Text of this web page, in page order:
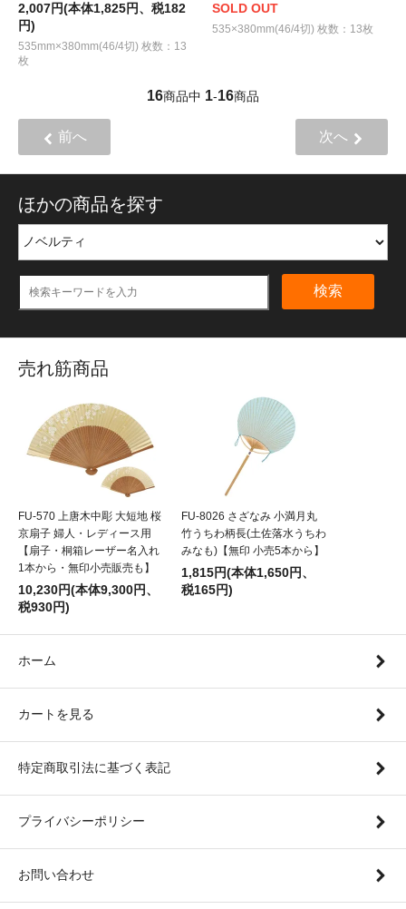
2,007円(本体1,825円、税182
円)
535mm×380mm(46/4切) 枚数：13
枚
SOLD OUT
535×380mm(46/4切) 枚数：13枚
16商品中 1-16商品
前へ 次へ
ほかの商品を探す
検索
売れ筋商品
FU-570 上唐木中彫 大短地 桜
京扇子 婦人・レディース用
【扇子・桐箱レーザー名入れ
1本から・無印小売販売も】
10,230円(本体9,300円、
税930円)
FU-8026 さざなみ 小満月丸
竹うちわ柄長(土佐落水うちわ
みなも)【無印 小売5本から】
1,815円(本体1,650円、
税165円)
ホーム
カートを見る
特定商取引法に基づく表記
プライバシーポリシー
お問い合わせ